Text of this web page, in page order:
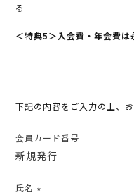
る
＜特典5＞入会費・年会費は
----------
下記の内容をご入力の上、お
会員カード番号
新規発行
氏名